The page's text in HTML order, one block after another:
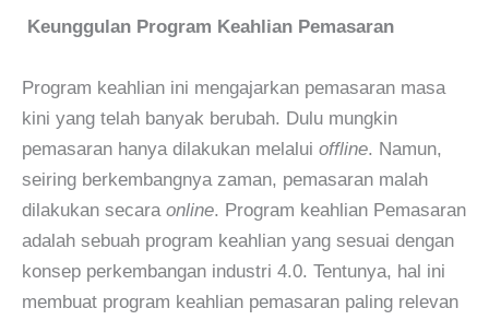
Keunggulan Program Keahlian Pemasaran
Program keahlian ini mengajarkan pemasaran masa
kini yang telah banyak berubah. Dulu mungkin
pemasaran hanya dilakukan melalui offline. Namun,
seiring berkembangnya zaman, pemasaran malah
dilakukan secara online. Program keahlian Pemasaran
adalah sebuah program keahlian yang sesuai dengan
konsep perkembangan industri 4.0. Tentunya, hal ini
membuat program keahlian pemasaran paling relevan